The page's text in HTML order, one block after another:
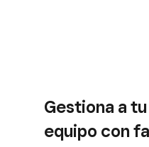
Gestiona a tu
equipo con